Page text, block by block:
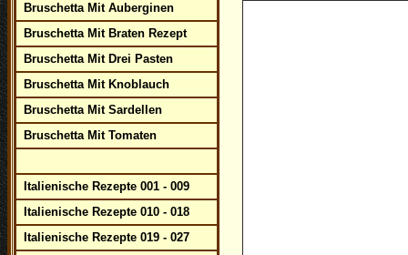
Bruschetta Mit Auberginen
Bruschetta Mit Braten Rezept
Bruschetta Mit Drei Pasten
Bruschetta Mit Knoblauch
Bruschetta Mit Sardellen
Bruschetta Mit Tomaten
Italienische Rezepte 001 - 009
Italienische Rezepte 010 - 018
Italienische Rezepte 019 - 027